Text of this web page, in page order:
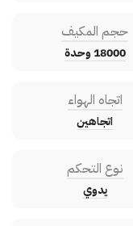
حجم المكيف
18000 وحدة
اتجاه الهواء
اتجاهين
نوع التحكم
يدوي